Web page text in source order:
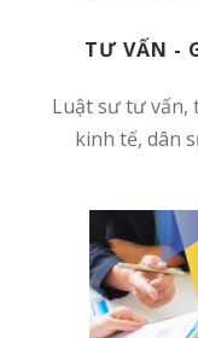
TƯ VẤN -
Luật sư tư vấn,
kinh tế, dân